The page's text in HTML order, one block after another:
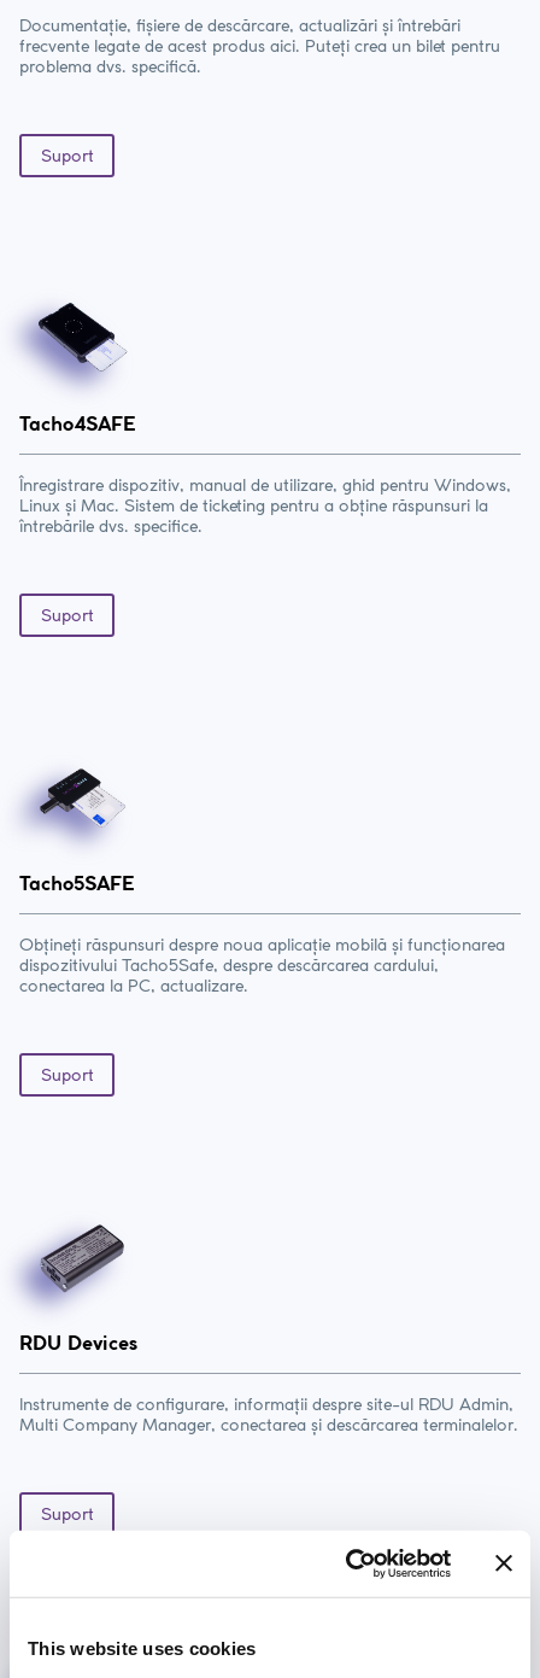
This website uses cookies
Documentație, fișiere de descărcare, actualizări și întrebări
frecvente legate de acest produs aici. Puteți crea un bilet pentru
problema dvs. specifică.
Suport
Tacho4SAFE
Înregistrare dispozitiv, manual de utilizare, ghid pentru Windows,
Linux și Mac. Sistem de ticketing pentru a obține răspunsuri la
întrebările dvs. specifice.
Suport
Tacho5SAFE
Obțineți răspunsuri despre noua aplicație mobilă și funcționarea
dispozitivului Tacho5Safe, despre descărcarea cardului,
conectarea la PC, actualizare.
Suport
RDU Devices
Instrumente de configurare, informații despre site-ul RDU Admin,
Multi Company Manager, conectarea și descărcarea terminalelor.
Suport